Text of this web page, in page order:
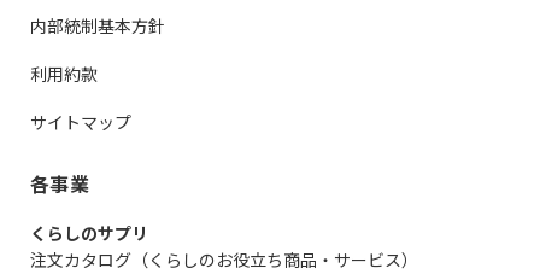
内部統制基本方針
利用約款
サイトマップ
各事業
くらしのサプリ
注文カタログ（くらしのお役立ち商品・サービス）